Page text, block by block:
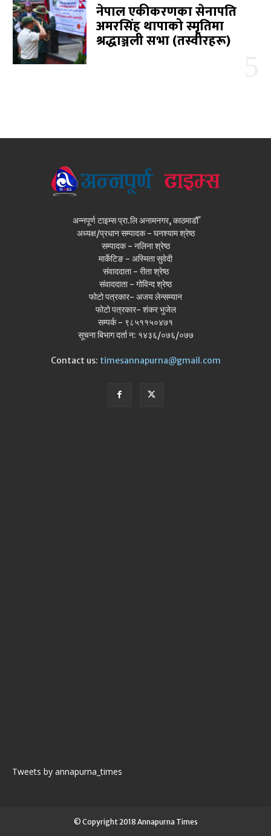
नेपाल एकीकरणका सेनापति
अमरसिंह थापाको स्मृतिमा
श्रद्धाञ्जली सभा (तस्वीरहरू)
अन्नपूर्ण टाइम्स प्रा.लि अनामनगर, काठमाडौँ
अध्यक्ष/प्रधान सम्पादक - घनश्याम श्रेष्ठ
सम्पादक - नलिना श्रेष्ठ
मार्केटिङ - अस्मिता सुवेदी
संवाददाता - रीता श्रेष्ठ
संवाददाता - गोविन्द श्रेष्ठ
फोटो पत्रकार- अजय लेन्सम्यान
फोटो पत्रकार- शंकर भुजेल
सम्पर्क - ९८५११५०४७१
सूचना बिभाग दर्ता न: १४३६/०७६/०७७
Contact us: timesannapurna@gmail.com
Tweets by annapurna_times
© Copyright 2018 Annapurna Times